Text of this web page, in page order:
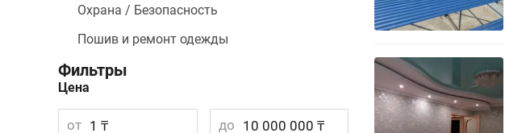
Охрана / Безопасность
Пошив и ремонт одежды
Фильтры
Цена
от до